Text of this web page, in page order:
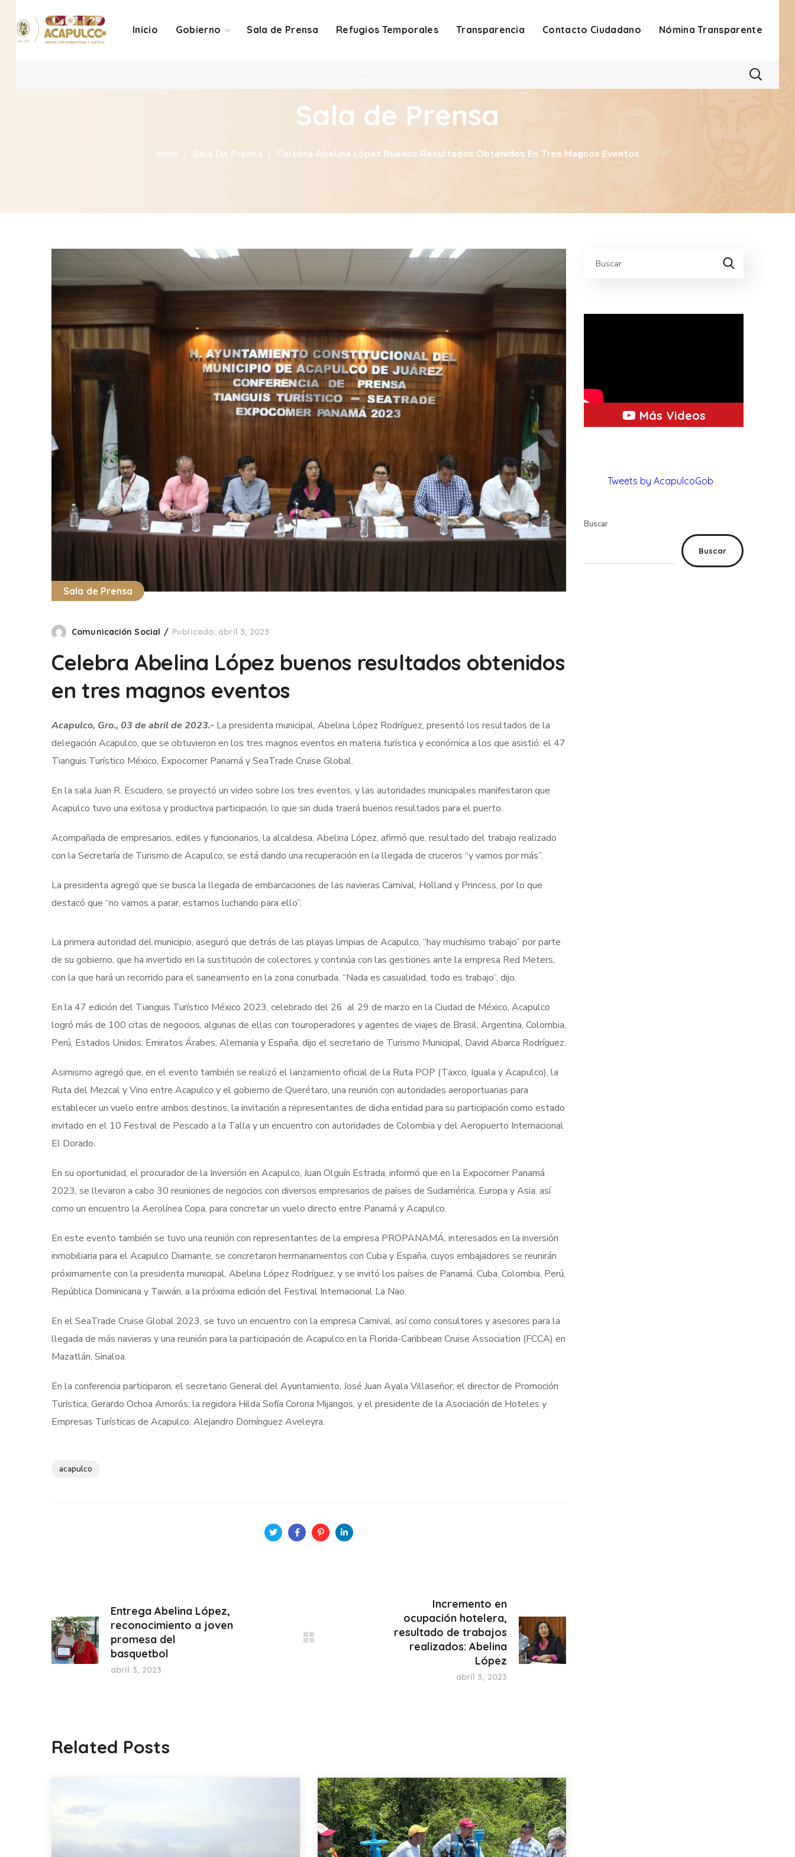
Inicio Gobierno Sala de Prensa Refugios Temporales Transparencia Contacto Ciudadano Nómina Transparente
. . .
Sala de Prensa
Inicio Sala De Prensa Celebra Abelina López Buenos Resultados Obtenidos En Tres Magnos Eventos
Sala de Prensa
Comunicación Social Publicado: abril 3, 2023
Celebra Abelina López buenos resultados obtenidos
en tres magnos eventos
Acapulco, Gro., 03 de abril de 2023.- La presidenta municipal, Abelina López Rodríguez, presentó los resultados de la
delegación Acapulco, que se obtuvieron en los tres magnos eventos en materia turística y económica a los que asistió: el 47
Tianguis Turístico México, Expocomer Panamá y SeaTrade Cruise Global.
En la sala Juan R. Escudero, se proyectó un video sobre los tres eventos, y las autoridades municipales manifestaron que
Acapulco tuvo una exitosa y productiva participación, lo que sin duda traerá buenos resultados para el puerto.
Acompañada de empresarios, ediles y funcionarios, la alcaldesa, Abelina López, afirmó que, resultado del trabajo realizado
con la Secretaría de Turismo de Acapulco, se está dando una recuperación en la llegada de cruceros “y vamos por más”.
La presidenta agregó que se busca la llegada de embarcaciones de las navieras Carnival, Holland y Princess, por lo que
destacó que “no vamos a parar, estamos luchando para ello”.
La primera autoridad del municipio, aseguró que detrás de las playas limpias de Acapulco, “hay muchísimo trabajo” por parte
de su gobierno, que ha invertido en la sustitución de colectores y continúa con las gestiones ante la empresa Red Meters,
con la que hará un recorrido para el saneamiento en la zona conurbada. “Nada es casualidad, todo es trabajo”, dijo.
En la 47 edición del Tianguis Turístico México 2023, celebrado del 26 al 29 de marzo en la Ciudad de México, Acapulco
logró más de 100 citas de negocios, algunas de ellas con touroperadores y agentes de viajes de Brasil, Argentina, Colombia,
Perú, Estados Unidos, Emiratos Árabes, Alemania y España, dijo el secretario de Turismo Municipal, David Abarca Rodríguez.
Asimismo agregó que, en el evento también se realizó el lanzamiento oficial de la Ruta POP (Taxco, Iguala y Acapulco), la
Ruta del Mezcal y Vino entre Acapulco y el gobierno de Querétaro, una reunión con autoridades aeroportuarias para
establecer un vuelo entre ambos destinos, la invitación a representantes de dicha entidad para su participación como estado
invitado en el 10 Festival de Pescado a la Talla y un encuentro con autoridades de Colombia y del Aeropuerto Internacional
El Dorado.
En su oportunidad, el procurador de la Inversión en Acapulco, Juan Olguín Estrada, informó que en la Expocomer Panamá
2023, se llevaron a cabo 30 reuniones de negocios con diversos empresarios de países de Sudamérica, Europa y Asia, así
como un encuentro la Aerolínea Copa, para concretar un vuelo directo entre Panamá y Acapulco.
En este evento también se tuvo una reunión con representantes de la empresa PROPANAMÁ, interesados en la inversión
inmobiliaria para el Acapulco Diamante, se concretaron hermanamientos con Cuba y España, cuyos embajadores se reunirán
próximamente con la presidenta municipal, Abelina López Rodríguez, y se invitó los países de Panamá, Cuba, Colombia, Perú,
República Dominicana y Taiwán, a la próxima edición del Festival Internacional La Nao.
En el SeaTrade Cruise Global 2023, se tuvo un encuentro con la empresa Carnival, así como consultores y asesores para la
llegada de más navieras y una reunión para la participación de Acapulco en la Florida-Caribbean Cruise Association (FCCA) en
Mazatlán, Sinaloa.
En la conferencia participaron, el secretario General del Ayuntamiento, José Juan Ayala Villaseñor; el director de Promoción
Turística, Gerardo Ochoa Amorós; la regidora Hilda Sofía Corona Mijangos, y el presidente de la Asociación de Hoteles y
Empresas Turísticas de Acapulco, Alejandro Domínguez Aveleyra.
acapulco
Entrega Abelina López,
reconocimiento a joven
promesa del
basquetbol
abril 3, 2023
Incremento en
ocupación hotelera,
resultado de trabajos
realizados: Abelina
López
abril 3, 2023
Related Posts
Más Videos
Tweets by AcapulcoGob
Buscar
Buscar